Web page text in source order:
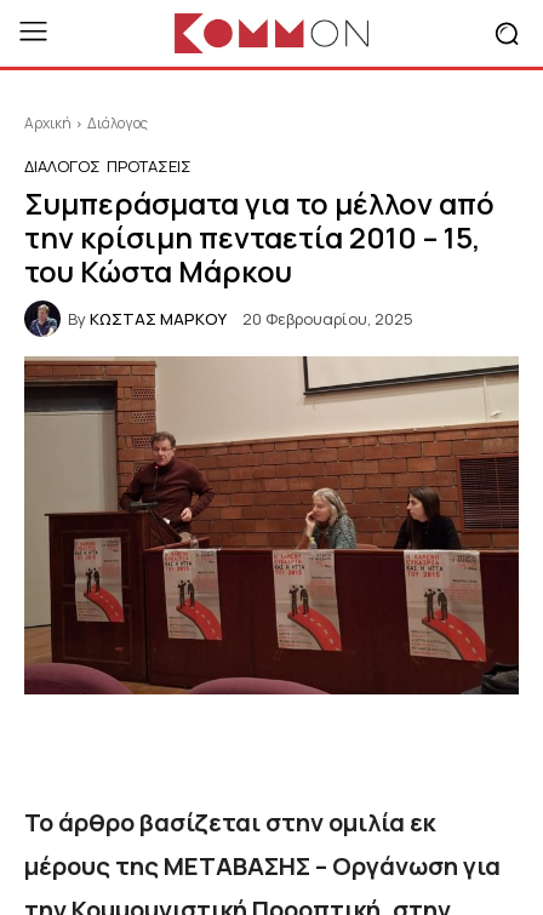
Αρχική Διάλογος
ΔΙΆΛΟΓΟΣ ΠΡΟΤΑΣΕΙΣ
Συμπεράσματα για το μέλλον από
την κρίσιμη πενταετία 2010 – 15,
του Κώστα Μάρκου
ByΚΩΣΤΑΣ ΜΑΡΚΟΥ 20 Φεβρουαρίου, 2025
Το άρθρο βασίζεται στην ομιλία εκ
μέρους της ΜΕΤΑΒΑΣΗΣ – Οργάνωση για